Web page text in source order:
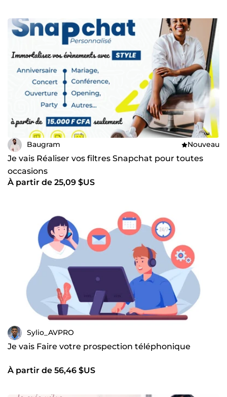
Baugram Nouveau
Je vais Réaliser vos filtres Snapchat pour toutes
occasions
À partir de 25,09 $US
Sylio_AVPRO
Je vais Faire votre prospection téléphonique
À partir de 56,46 $US